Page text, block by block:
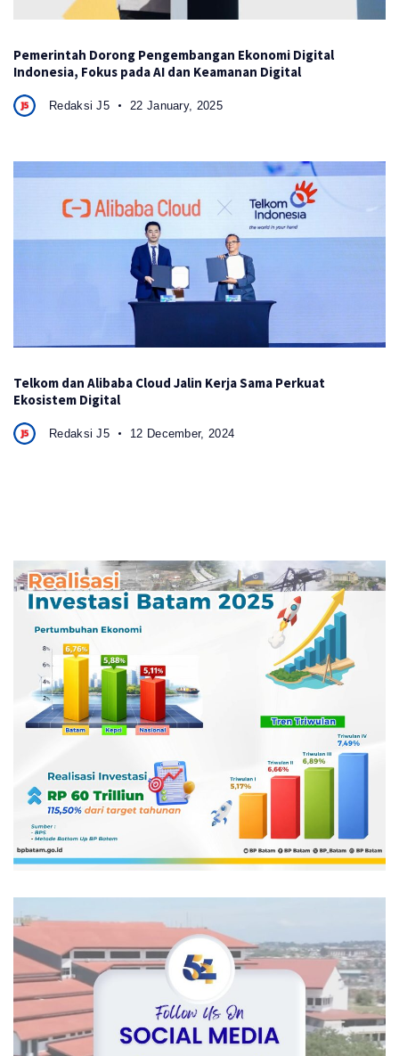
Pemerintah Dorong Pengembangan Ekonomi Digital
Indonesia, Fokus pada AI dan Keamanan Digital
Redaksi J5 22 January, 2025
Telkom dan Alibaba Cloud Jalin Kerja Sama Perkuat
Ekosistem Digital
Redaksi J5 12 December, 2024